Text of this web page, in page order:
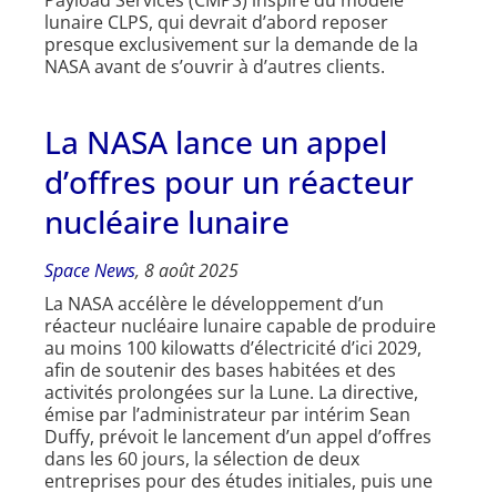
lunaire CLPS, qui devrait d’abord reposer
presque exclusivement sur la demande de la
NASA avant de s’ouvrir à d’autres clients.
La NASA lance un appel
d’offres pour un réacteur
nucléaire lunaire
Space News, 8 août 2025
La NASA accélère le développement d’un
réacteur nucléaire lunaire capable de produire
au moins 100 kilowatts d’électricité d’ici 2029,
afin de soutenir des bases habitées et des
activités prolongées sur la Lune. La directive,
émise par l’administrateur par intérim Sean
Duffy, prévoit le lancement d’un appel d’offres
dans les 60 jours, la sélection de deux
entreprises pour des études initiales, puis une